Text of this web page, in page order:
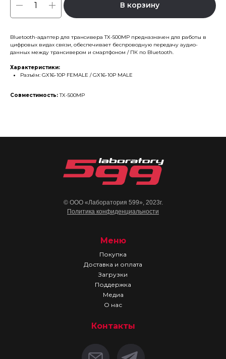
В корзину
Bluetooth-адаптер для трансивера TX-500MP предназначен для работы в
цифровых видах связи, обеспечивает беспроводную передачу аудио-
данных между трансивером и смартфоном / ПК по Bluetooth.
Характеристики:
Разъём: GX16-10P FEMALE / GX16-10P MALE
Совместимость:TX-500MP
Меню
© ООО «Лаборатория 599», 2023г.
Политика конфиденциальности
Покупка
Доставка и оплата
Загрузки
Поддержка
Медиа
О нас
Контакты